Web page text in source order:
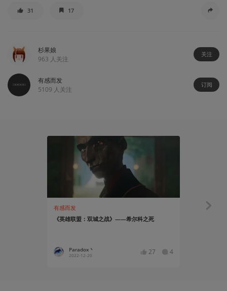
31 17
杉果娘
963 人关注
关注
有感而发
5109 人关注
订阅
有感而发
《英雄联盟：双城之战》——希尔科之死
Paradox丶
2022-12-20 27 4
有感而发